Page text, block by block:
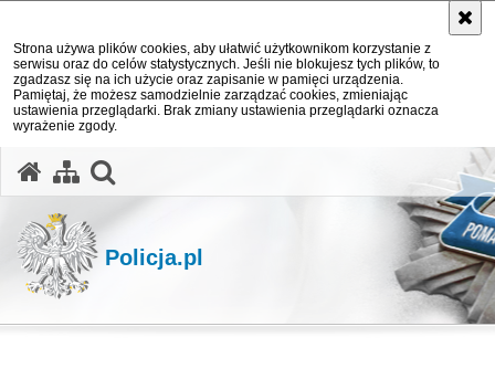
Strona używa plików cookies, aby ułatwić użytkownikom korzystanie z
serwisu oraz do celów statystycznych. Jeśli nie blokujesz tych plików, to
zgadzasz się na ich użycie oraz zapisanie w pamięci urządzenia.
Pamiętaj, że możesz samodzielnie zarządzać cookies, zmieniając
ustawienia przeglądarki. Brak zmiany ustawienia przeglądarki oznacza
wyrażenie zgody.
Policja.pl